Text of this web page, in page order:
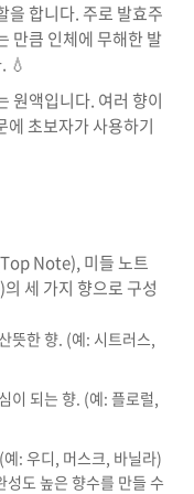
을 합니다. 주로 발효주
만큼 인체에 무해한 발
💧
원액입니다. 여러 향이
에 초보자가 사용하기
Note), 미들 노트
세 가지 향으로 구성
뜻한 향. (예: 시트러스,
이 되는 향. (예: 플로럴,
: 우디, 머스크, 바닐라)
성도 높은 향수를 만들 수